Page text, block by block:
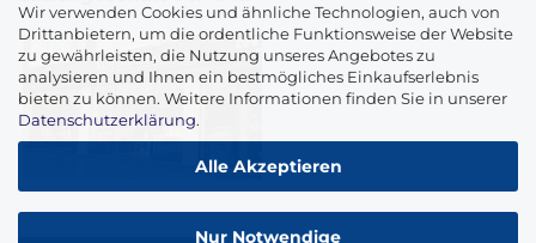
Wir verwenden Cookies und ähnliche Technologien, auch von
Drittanbietern, um die ordentliche Funktionsweise der Website
zu gewährleisten, die Nutzung unseres Angebotes zu
analysieren und Ihnen ein bestmögliches Einkaufserlebnis
bieten zu können. Weitere Informationen finden Sie in unserer
Datenschutzerklärung.
Alle Akzeptieren
Nur Notwendige